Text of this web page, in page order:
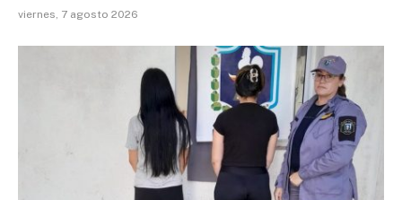
viernes, 7 agosto 2026